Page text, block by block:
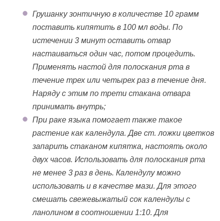
Грушанку зонтичную в количестве 10 грамм
поставить кипятить в 100 мл воды. По
истечении 3 минут оставить отвар
настаиваться один час, потом процедить.
Применять настой для полоскания рта в
течение трех или четырех раз в течение дня.
Наряду с этим по трети стакана отвара
принимать внутрь;
При раке языка помогает также такое
растение как календула. Две ст. ложки цветков
запарить стаканом кипятка, настоять около
двух часов. Использовать для полоскания рта
не менее 3 раз в день. Календулу можно
использовать и в качестве мази. Для этого
смешать свежевыжатый сок календулы с
ланолином в соотношении 1:10. Для